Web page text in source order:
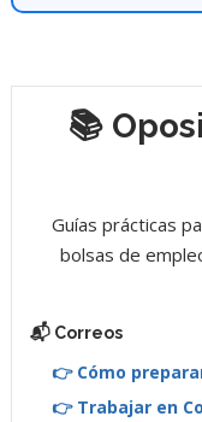
📚
Guías prácticas
bolsas de
📬 Correos
👉 Cómo
👉 Trabajar en